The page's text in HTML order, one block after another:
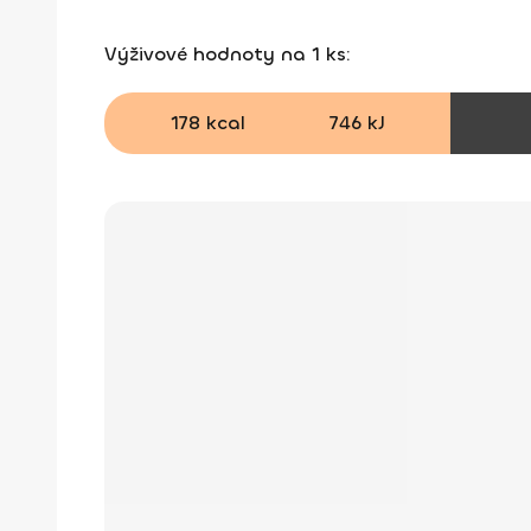
Výživové hodnoty na 1 ks:
178 kcal 746 kJ